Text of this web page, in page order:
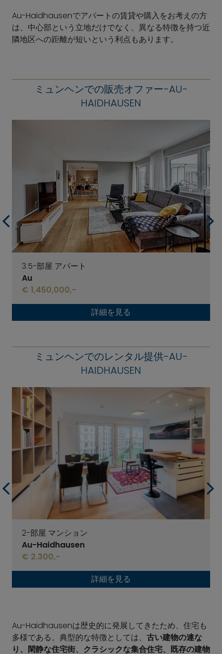
Au-Haidhausenでアパートの賃貸や購入をお考えの方
は、中心部という立地だけでなく、異なる特徴を持つ近
隣地区への距離が短いという利点もあります。
ミュンヘンでの販売オファー-AU-
HAIDHAUSEN
3.5-部屋 アパート
Au
€ 1,450,000,-
詳細を見る
ミュンヘンでのレンタル提供-AU-
HAIDHAUSEN
2-部屋 マンション
Au-Haidhausen
€ 2.300,-
詳細を見る
Au-Haidhausenは歴史的に発展してきたため、住宅も
多様である。典型的な特徴としては、 古い建物の連な
り、閑静な住宅街、クラシックな集合住宅、既存の建物